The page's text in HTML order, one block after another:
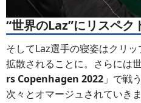
“世界のLaz”にリスペク
そしてLaz選手の寝姿はクリ
拡散されることに。さらには
rs Copenhagen 2022 」で戦
次々とオマージュされていきま